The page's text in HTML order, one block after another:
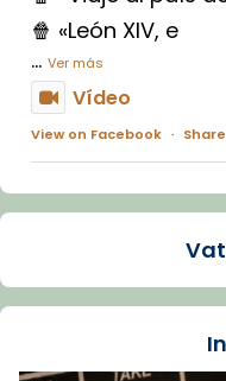
🍿 «León XIV, e
... Ver más
Vídeo
View on Facebook · Share
Arquebisbat
La Carmina va
dos mesos, a